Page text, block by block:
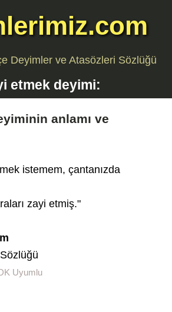
Deyimler ve Atasözleri Sözlüğü
etmekdeyimi:
anlamı ve
istemem, çantanızda
zayi etmiş."
Uyumlu